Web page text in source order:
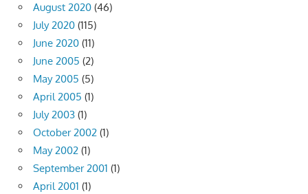
August 2020 (46)
July 2020 (115)
June 2020 (11)
June 2005 (2)
May 2005 (5)
April 2005 (1)
July 2003 (1)
October 2002 (1)
May 2002 (1)
September 2001 (1)
April 2001 (1)